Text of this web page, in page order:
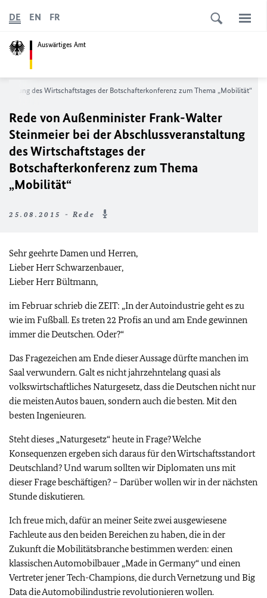
Auswärtiges Amt
DE EN FR
des Wirtschaftstages der Botschafterkonferenz zum Thema „Mobilität“
Rede von Außenminister Frank-Walter
Steinmeier bei der Abschlussveranstaltung
des Wirtschaftstages der
Botschafterkonferenz zum Thema
„Mobilität“
25.08.2015 - Rede
Sehr geehrte Damen und Herren,
Lieber Herr Schwarzenbauer,
Lieber Herr Bültmann,
im Februar schrieb die ZEIT: „In der Autoindustrie geht es zu
wie im Fußball. Es treten 22 Profis an und am Ende gewinnen
immer die Deutschen. Oder?“
Das Fragezeichen am Ende dieser Aussage dürfte manchen im
Saal verwundern. Galt es nicht jahrzehntelang quasi als
volkswirtschaftliches Naturgesetz, dass die Deutschen nicht nur
die meisten Autos bauen, sondern auch die besten. Mit den
besten Ingenieuren.
Steht dieses „Naturgesetz“ heute in Frage? Welche
Konsequenzen ergeben sich daraus für den Wirtschaftsstandort
Deutschland? Und warum sollten wir Diplomaten uns mit
dieser Frage beschäftigen? – Darüber wollen wir in der nächsten
Stunde diskutieren.
Ich freue mich, dafür an meiner Seite zwei ausgewiesene
Fachleute aus den beiden Bereichen zu haben, die in der
Zukunft die Mobilitätsbranche bestimmen werden: einen
klassischen Automobilbauer „Made in Germany“ und einen
Vertreter jener Tech-Champions, die durch Vernetzung und Big
Data die Automobilindustrie revolutionieren wollen.